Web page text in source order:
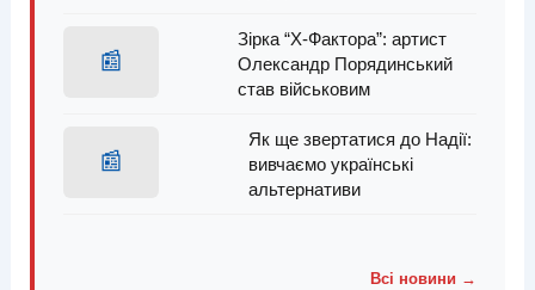
📰
Зірка “Х-Фактора”: артист
Олександр Порядинський
став військовим
📰
Як ще звертатися до Надії:
вивчаємо українські
альтернативи
Всі новини →